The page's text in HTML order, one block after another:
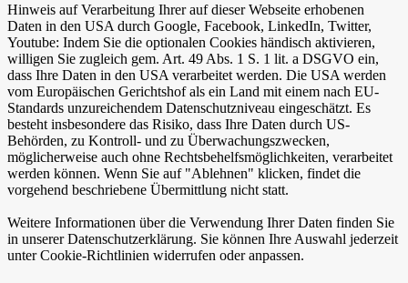
Hinweis auf Verarbeitung Ihrer auf dieser Webseite erhobenen
Daten in den USA durch Google, Facebook, LinkedIn, Twitter,
Youtube: Indem Sie die optionalen Cookies händisch aktivieren,
willigen Sie zugleich gem. Art. 49 Abs. 1 S. 1 lit. a DSGVO ein,
dass Ihre Daten in den USA verarbeitet werden. Die USA werden
vom Europäischen Gerichtshof als ein Land mit einem nach EU-
Standards unzureichendem Datenschutzniveau eingeschätzt. Es
besteht insbesondere das Risiko, dass Ihre Daten durch US-
Behörden, zu Kontroll- und zu Überwachungszwecken,
möglicherweise auch ohne Rechtsbehelfsmöglichkeiten, verarbeitet
werden können. Wenn Sie auf "Ablehnen" klicken, findet die
vorgehend beschriebene Übermittlung nicht statt.
Weitere Informationen über die Verwendung Ihrer Daten finden Sie
in unserer Datenschutzerklärung. Sie können Ihre Auswahl jederzeit
unter Cookie-Richtlinien widerrufen oder anpassen.